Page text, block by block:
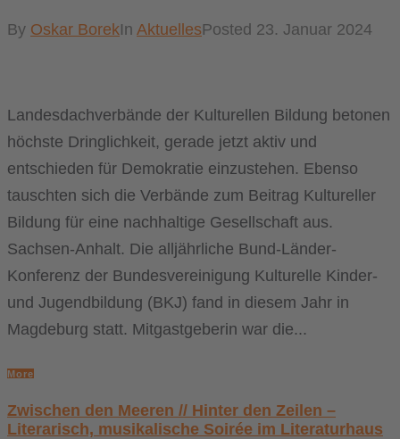
By Oskar BorekIn AktuellesPosted 23. Januar 2024
Landesdachverbände der Kulturellen Bildung betonen
höchste Dringlichkeit, gerade jetzt aktiv und
entschieden für Demokratie einzustehen. Ebenso
tauschten sich die Verbände zum Beitrag Kultureller
Bildung für eine nachhaltige Gesellschaft aus.
Sachsen-Anhalt. Die alljährliche Bund-Länder-
Konferenz der Bundesvereinigung Kulturelle Kinder-
und Jugendbildung (BKJ) fand in diesem Jahr in
Magdeburg statt. Mitgastgeberin war die...
More
Zwischen den Meeren // Hinter den Zeilen –
Literarisch, musikalische Soirée im Literaturhaus